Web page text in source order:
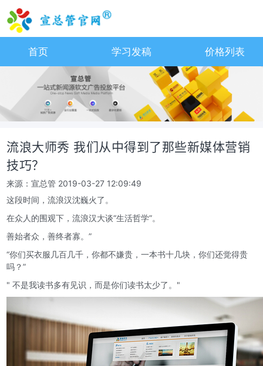
首页 学习发稿 价格列表
流浪大师秀 我们从中得到了那些新媒体营销
技巧？
来源：宣总管 2019-03-27 12:09:49
这段时间，流浪汉沈巍火了。
在众人的围观下，流浪汉大谈“生活哲学”。
善始者众，善终者寡。”
“你们买衣服几百几千，你都不嫌贵，一本书十几块，你们还觉得贵
吗？”
" 不是我读书多有见识，而是你们读书太少了。"